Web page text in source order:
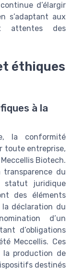
d’élargir
s’adaptant aux
attentes des
éthiques
à la
la conformité
toute entreprise,
Biotech.
transparence du
statut juridique
des éléments
la déclaration du
d’un
d’obligations
Meccellis. Ces
la production de
destinés